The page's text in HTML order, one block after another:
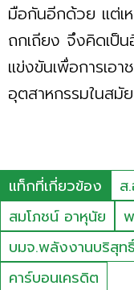
มือกันอีกด้วย แต่เ
ถกเถียง จึงคิดเป็
แข่งขันเพื่อการเอา
อุตสาหกรรมในสมั
แท็กที่เกี่ยวข้อง ส
สมโภชน์ อาหุนัย
บมจ.พลังงานบริสุท
คาร์บอนเครดิต